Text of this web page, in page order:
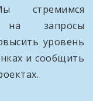
стремимся
на запросы
уровень
и сообщить